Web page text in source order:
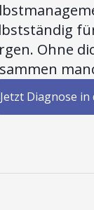
Ohne
Jetzt Diagnose